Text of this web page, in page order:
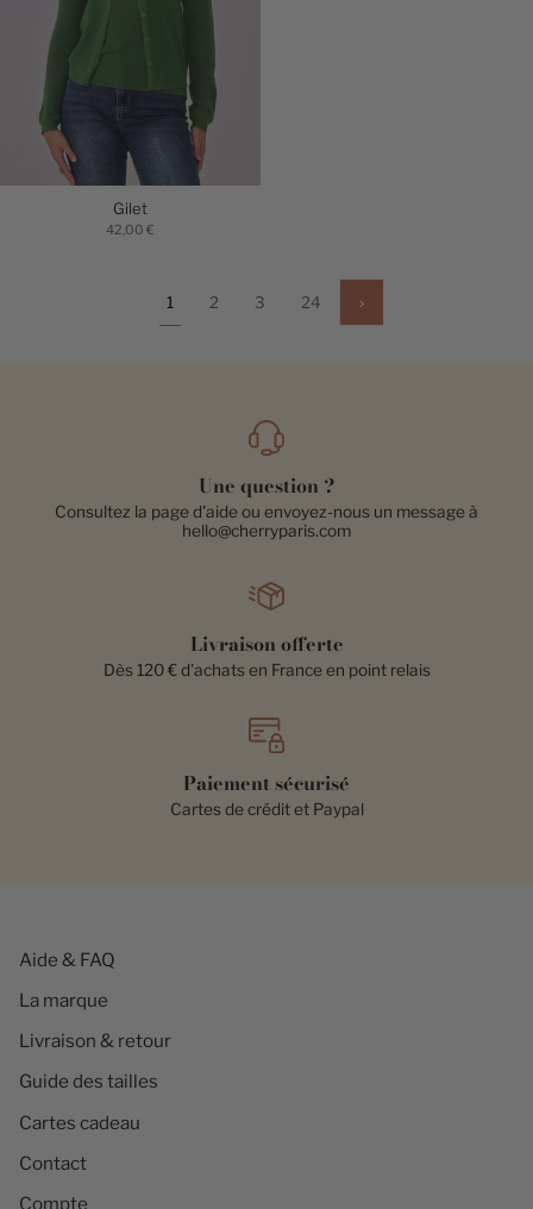
Gilet
42,00 €
1 2 3 24
»
Une question ?
Consultez la page d'aide ou envoyez-nous un message à
hello@cherryparis.com
Livraison offerte
Dès 120 € d'achats en France en point relais
Paiement sécurisé
Cartes de crédit et Paypal
Aide & FAQ
La marque
Livraison & retour
Guide des tailles
Cartes cadeau
Contact
Compte